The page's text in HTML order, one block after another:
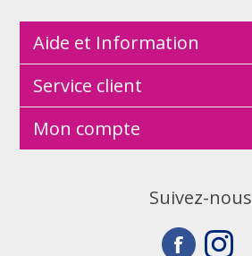
Aide et Information
Service client
Mon compte
Suivez-nous